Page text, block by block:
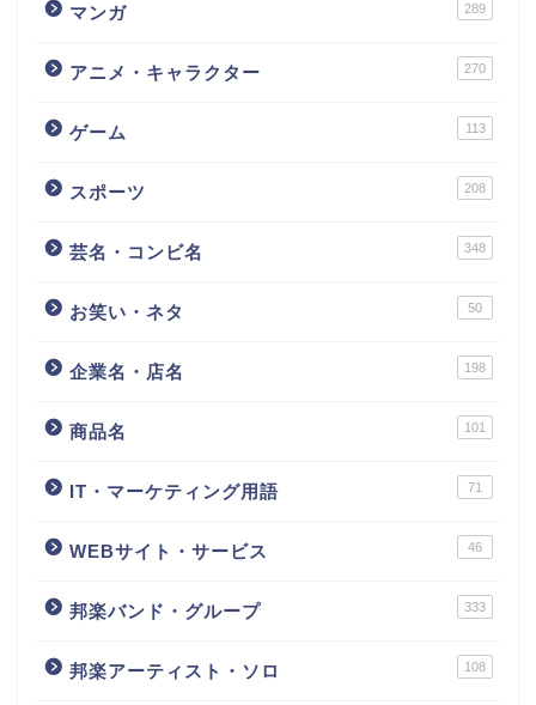
マンガ 289
アニメ・キャラクター 270
ゲーム 113
スポーツ 208
芸名・コンビ名 348
お笑い・ネタ 50
企業名・店名 198
商品名 101
IT・マーケティング用語 71
WEBサイト・サービス 46
邦楽バンド・グループ 333
邦楽アーティスト・ソロ 108